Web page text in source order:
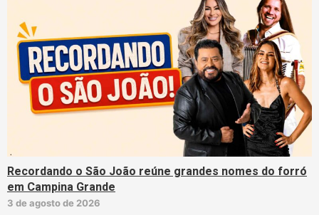
Recordando o São João reúne grandes nomes do forró
em Campina Grande
3 de agosto de 2026